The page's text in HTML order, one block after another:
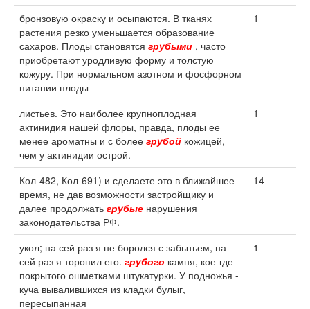
бронзовую окраску и осыпаются. В тканях
растения резко уменьшается образование
сахаров. Плоды становятся грубыми , часто
приобретают уродливую форму и толстую
кожуру. При нормальном азотном и фосфорном
питании плоды
1
листьев. Это наиболее крупноплодная
актинидия нашей флоры, правда, плоды ее
менее ароматны и с более грубой кожицей,
чем у актинидии острой.
1
Кол-482, Кол-691) и сделаете это в ближайшее
время, не дав возможности застройщику и
далее продолжать грубые нарушения
законодательства РФ.
14
укол; на сей раз я не боролся с забытьем, на
сей раз я торопил его. грубого камня, кое-где
покрытого ошметками штукатурки. У подножья -
куча вывалившихся из кладки булыг,
пересыпанная
1